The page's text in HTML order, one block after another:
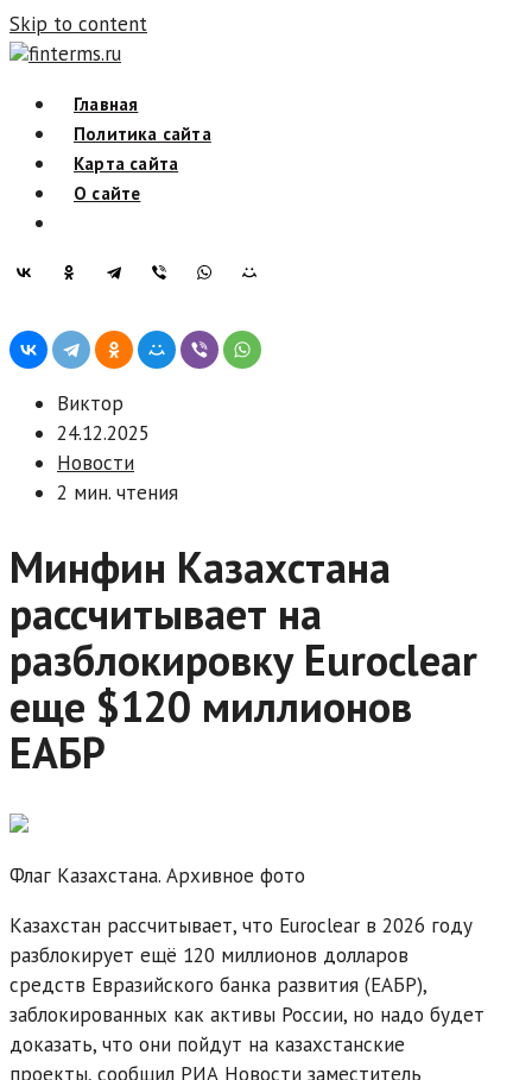
Skip to content
finterms.ru
Главная
Политика сайта
Карта сайта
О сайте
Виктор
24.12.2025
Новости
2 мин. чтения
Минфин Казахстана
рассчитывает на
разблокировку Euroclear
еще $120 миллионов
ЕАБР
Флаг Казахстана. Архивное фото
Казахстан рассчитывает, что Euroclear в 2026 году
разблокирует ещё 120 миллионов долларов
средств Евразийского банка развития (ЕАБР),
заблокированных как активы России, но надо будет
доказать, что они пойдут на казахстанские
проекты, сообщил РИА Новости заместитель